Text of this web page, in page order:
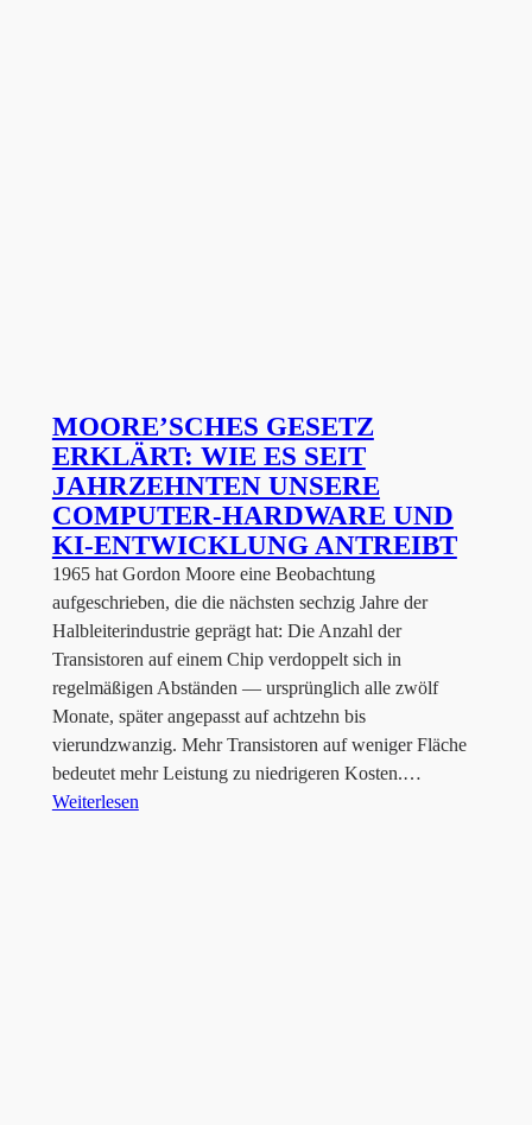
MOORE’SCHES GESETZ
ERKLÄRT: WIE ES SEIT
JAHRZEHNTEN UNSERE
COMPUTER-HARDWARE UND
KI-ENTWICKLUNG ANTREIBT
1965 hat Gordon Moore eine Beobachtung
aufgeschrieben, die die nächsten sechzig Jahre der
Halbleiterindustrie geprägt hat: Die Anzahl der
Transistoren auf einem Chip verdoppelt sich in
regelmäßigen Abständen — ursprünglich alle zwölf
Monate, später angepasst auf achtzehn bis
vierundzwanzig. Mehr Transistoren auf weniger Fläche
bedeutet mehr Leistung zu niedrigeren Kosten.…
Weiterlesen